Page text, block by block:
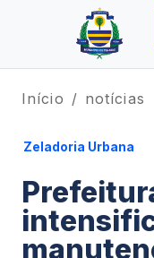
Início notícias
Zeladoria Urbana